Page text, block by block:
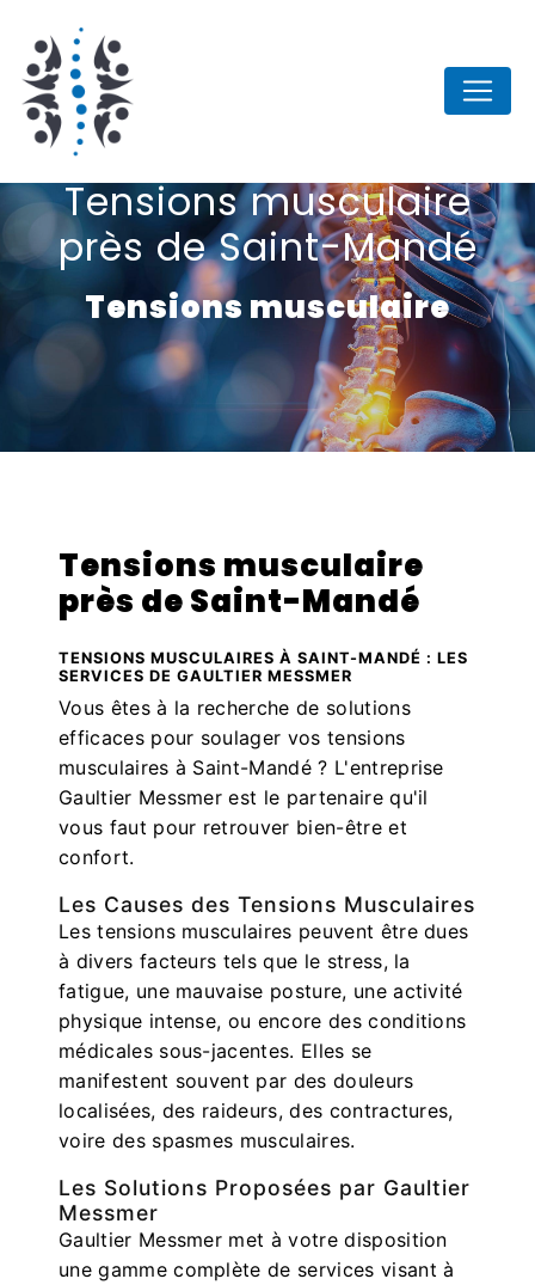
Tensions musculaire
près de Saint-Mandé
Tensions musculaire
Tensions musculaire
près de Saint-Mandé
TENSIONS MUSCULAIRES À SAINT-MANDÉ : LES
SERVICES DE GAULTIER MESSMER
Vous êtes à la recherche de solutions
efficaces pour soulager vos tensions
musculaires à Saint-Mandé ? L'entreprise
Gaultier Messmer est le partenaire qu'il
vous faut pour retrouver bien-être et
confort.
Les Causes des Tensions Musculaires
Les tensions musculaires peuvent être dues
à divers facteurs tels que le stress, la
fatigue, une mauvaise posture, une activité
physique intense, ou encore des conditions
médicales sous-jacentes. Elles se
manifestent souvent par des douleurs
localisées, des raideurs, des contractures,
voire des spasmes musculaires.
Les Solutions Proposées par Gaultier
Messmer
Gaultier Messmer met à votre disposition
une gamme complète de services visant à